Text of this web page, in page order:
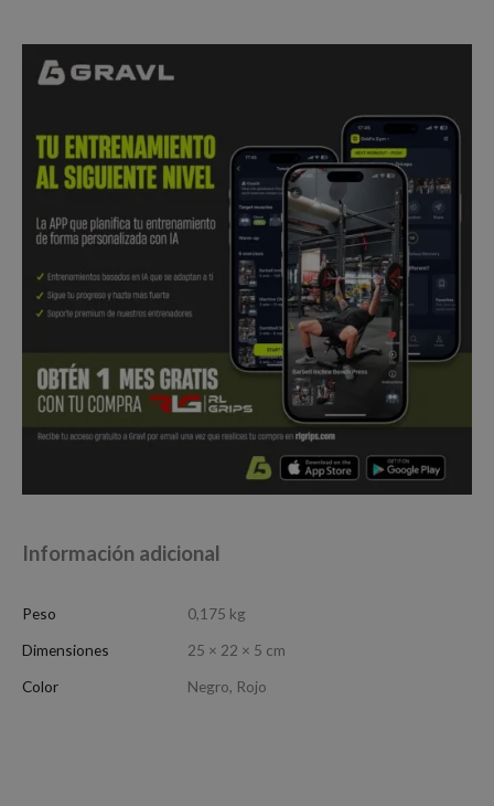
Información adicional
Peso
0,175 kg
Dimensiones
25 × 22 × 5 cm
Color
Negro, Rojo